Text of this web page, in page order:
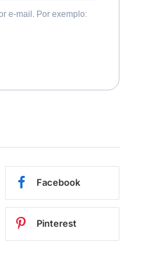
e-mail. Por exemplo:
Facebook
Pinterest